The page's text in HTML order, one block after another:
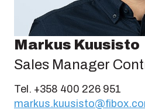
Markus Kuusisto
Sales Manager
Tel. +358 400 226 951